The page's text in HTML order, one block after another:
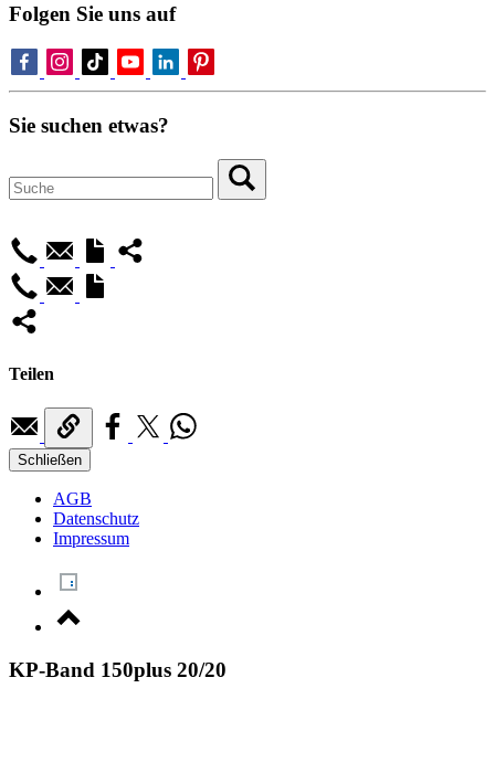
Folgen Sie uns auf
Sie suchen etwas?
Teilen
Schließen
AGB
Datenschutz
Impressum
KP-Band 150plus 20/20